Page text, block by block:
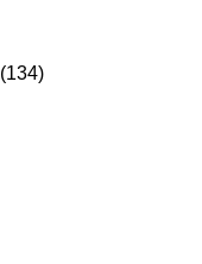
(134)